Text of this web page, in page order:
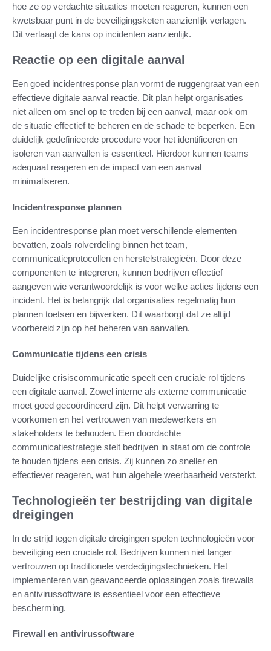
hoe ze op verdachte situaties moeten reageren, kunnen een
kwetsbaar punt in de beveiligingsketen aanzienlijk verlagen.
Dit verlaagt de kans op incidenten aanzienlijk.
Reactie op een digitale aanval
Een goed incidentresponse plan vormt de ruggengraat van een
effectieve digitale aanval reactie. Dit plan helpt organisaties
niet alleen om snel op te treden bij een aanval, maar ook om
de situatie effectief te beheren en de schade te beperken. Een
duidelijk gedefinieerde procedure voor het identificeren en
isoleren van aanvallen is essentieel. Hierdoor kunnen teams
adequaat reageren en de impact van een aanval
minimaliseren.
Incidentresponse plannen
Een incidentresponse plan moet verschillende elementen
bevatten, zoals rolverdeling binnen het team,
communicatieprotocollen en herstelstrategieën. Door deze
componenten te integreren, kunnen bedrijven effectief
aangeven wie verantwoordelijk is voor welke acties tijdens een
incident. Het is belangrijk dat organisaties regelmatig hun
plannen toetsen en bijwerken. Dit waarborgt dat ze altijd
voorbereid zijn op het beheren van aanvallen.
Communicatie tijdens een crisis
Duidelijke crisiscommunicatie speelt een cruciale rol tijdens
een digitale aanval. Zowel interne als externe communicatie
moet goed gecoördineerd zijn. Dit helpt verwarring te
voorkomen en het vertrouwen van medewerkers en
stakeholders te behouden. Een doordachte
communicatiestrategie stelt bedrijven in staat om de controle
te houden tijdens een crisis. Zij kunnen zo sneller en
effectiever reageren, wat hun algehele weerbaarheid versterkt.
Technologieën ter bestrijding van digitale
dreigingen
In de strijd tegen digitale dreigingen spelen technologieën voor
beveiliging een cruciale rol. Bedrijven kunnen niet langer
vertrouwen op traditionele verdedigingstechnieken. Het
implementeren van geavanceerde oplossingen zoals firewalls
en antivirussoftware is essentieel voor een effectieve
bescherming.
Firewall en antivirussoftware